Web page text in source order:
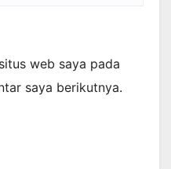
web saya pada
saya berikutnya.